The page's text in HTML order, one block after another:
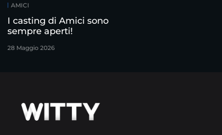
AMICI
I casting di Amici sono
sempre aperti!
28 Maggio 2026